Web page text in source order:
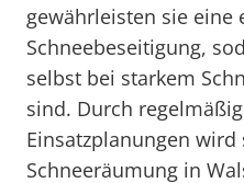
gewährleisten sie eine
Schneebeseitigung,
selbst bei starkem
sind. Durch
Einsatzplanungen
Schneeräumung in